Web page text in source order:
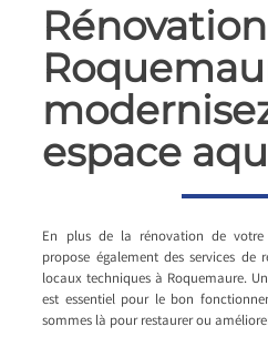
espace
En plus de la rénovation de votre
propose également des services
locaux techniques à Roquemaure.
est essentiel pour le bon
sommes là pour restaurer ou